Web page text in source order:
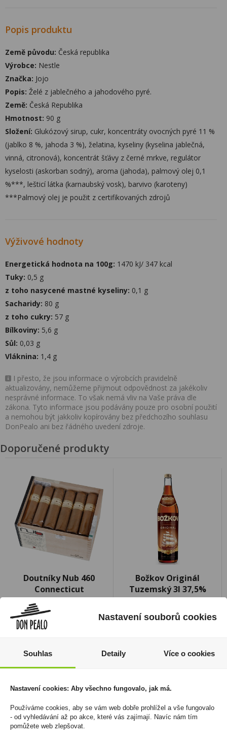
Popis produktu
Země původu: Česká republika
Výrobce: Nestle
Značka: Jojo
Popis: Želé z jablečného a jahodového pyré.
Země: Česká Republika
Hmotnost: 90 g
Složení: Glukózový sirup, cukr, koncentráty ovocných pyré 11 %
(jablko 8 %, jahoda 3 %), želatina, kyseliny (kyselina jablečná,
vinná, citronová), koncentrát šťávy z černé mrkve, regulátor
kyselosti (askorban sodný), aroma (jahoda), palmový olej 0,1
%***, lešticí látka (karnaubský vosk), barvivo (karoteny)
***Palmový olej je použit z certifikovaných zdrojů
Výživové hodnoty
Energetická hodnota na 100g: 1470 kJ/ 347 kcal
Tuky: 0,5 g
z toho nasycené mastné kyseliny: 0,1 g
Sacharidy: 80 g
z toho cukry: 57 g
Bílkoviny: 5,6 g
Sůl: 0,03 g
Vláknina: 1,4 g
I přesto, že jsou informace o výrobcích pravidelně
aktualizovány, nemůžeme přijmout odpovědnost za jakékoliv
nesprávné informace. To však nemá vliv na Vaše práva dle
zákona. Tyto informace jsou podávány pouze pro osobní použití
a nemohou být jakkoliv kopírovány bez předchozího souhlasu
DonPealo ani bez řádného uvedení zdroje.
Doporučené produkty
Doutníky Nub 460
Connecticut
Cena za:
Skladem:
Božkov Originál
Tuzemský 3l 37,5%
Cena za:1 ks
Nastavení souborů cookies
Souhlas Detaily Více o cookies
Nastavení cookies: Aby všechno fungovalo, jak má.
Používáme cookies, aby se vám web dobře prohlížel a vše fungovalo
- od vyhledávání až po akce, které vás zajímají. Navíc nám tím
pomůžete web zlepšovat.